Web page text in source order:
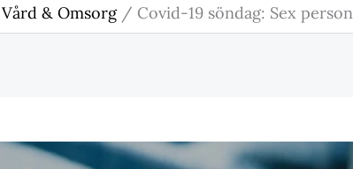
Vård & Omsorg Covid-19 söndag: Sex